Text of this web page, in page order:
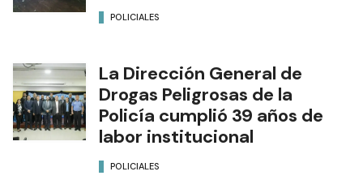
POLICIALES
La Dirección General de
Drogas Peligrosas de la
Policía cumplió 39 años de
labor institucional
POLICIALES